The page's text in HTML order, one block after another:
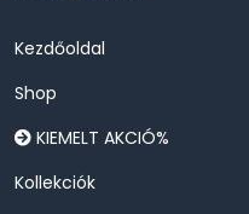
Kezdőoldal
Shop
KIEMELT AKCIÓ%
Kollekciók